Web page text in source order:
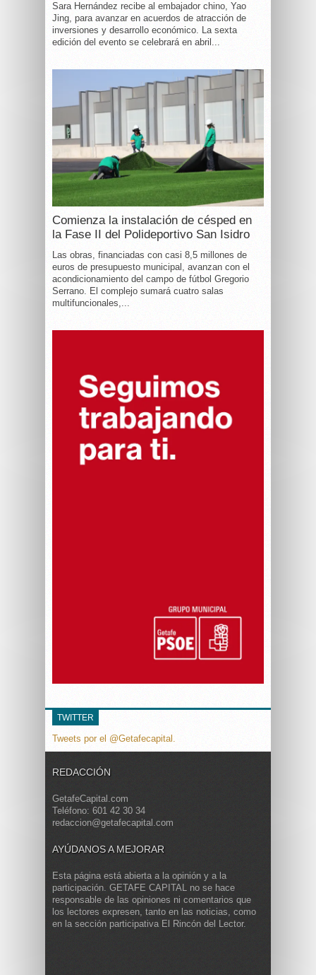
Sara Hernández recibe al embajador chino, Yao
Jing, para avanzar en acuerdos de atracción de
inversiones y desarrollo económico. La sexta
edición del evento se celebrará en abril...
Comienza la instalación de césped en
la Fase II del Polideportivo San Isidro
Las obras, financiadas con casi 8,5 millones de
euros de presupuesto municipal, avanzan con el
acondicionamiento del campo de fútbol Gregorio
Serrano. El complejo sumará cuatro salas
multifuncionales,...
TWITTER
Tweets por el @Getafecapital.
REDACCIÓN
GetafeCapital.com
Teléfono: 601 42 30 34
redaccion@getafecapital.com
AYÚDANOS A MEJORAR
Esta página está abierta a la opinión y a la
participación. GETAFE CAPITAL no se hace
responsable de las opiniones ni comentarios que
los lectores expresen, tanto en las noticias, como
en la sección participativa El Rincón del Lector.